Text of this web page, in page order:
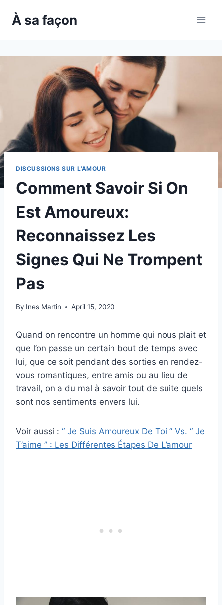
À sa façon
DISCUSSIONS SUR L’AMOUR
Comment Savoir Si On
Est Amoureux:
Reconnaissez Les
Signes Qui Ne Trompent
Pas
By Ines Martin April 15, 2020
Quand on rencontre un homme qui nous plait et
que l’on passe un certain bout de temps avec
lui, que ce soit pendant des sorties en rendez-
vous romantiques, entre amis ou au lieu de
travail, on a du mal à savoir tout de suite quels
sont nos sentiments envers lui.
Voir aussi : “ Je Suis Amoureux De Toi ” Vs. “ Je
T’aime ” : Les Différentes Étapes De L’amour